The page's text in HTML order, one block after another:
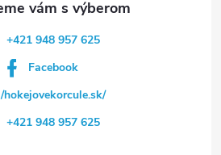
+421 948 957 625
Facebook
/hokejovekorcule.sk/
+421 948 957 625